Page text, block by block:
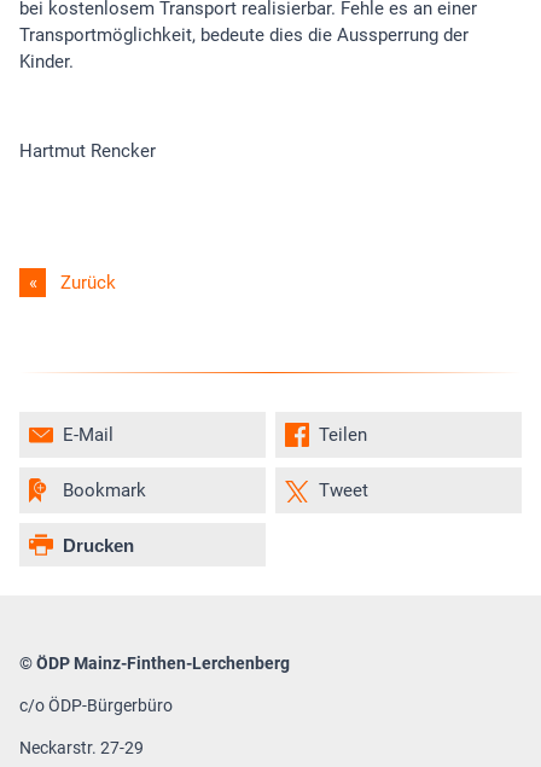
bei kostenlosem Transport realisierbar. Fehle es an einer
Transportmöglichkeit, bedeute dies die Aussperrung der
Kinder.
Hartmut Rencker
Zurück
Teilen
Tweet
E-Mail
Bookmark
Drucken
© ÖDP Mainz-Finthen-Lerchenberg
c/o ÖDP-Bürgerbüro
Neckarstr. 27-29